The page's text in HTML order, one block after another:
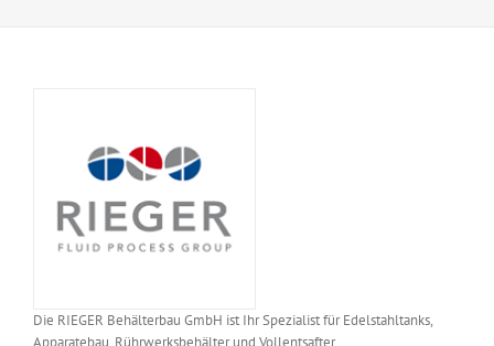
Die RIEGER Behälterbau GmbH ist Ihr Spezialist für Edelstahltanks,
Apparatebau, Rührwerksbehälter und Vollentsafter.